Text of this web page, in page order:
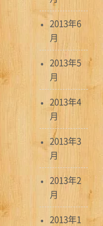
2013年6
月
2013年5
月
2013年4
月
2013年3
月
2013年2
月
2013年1